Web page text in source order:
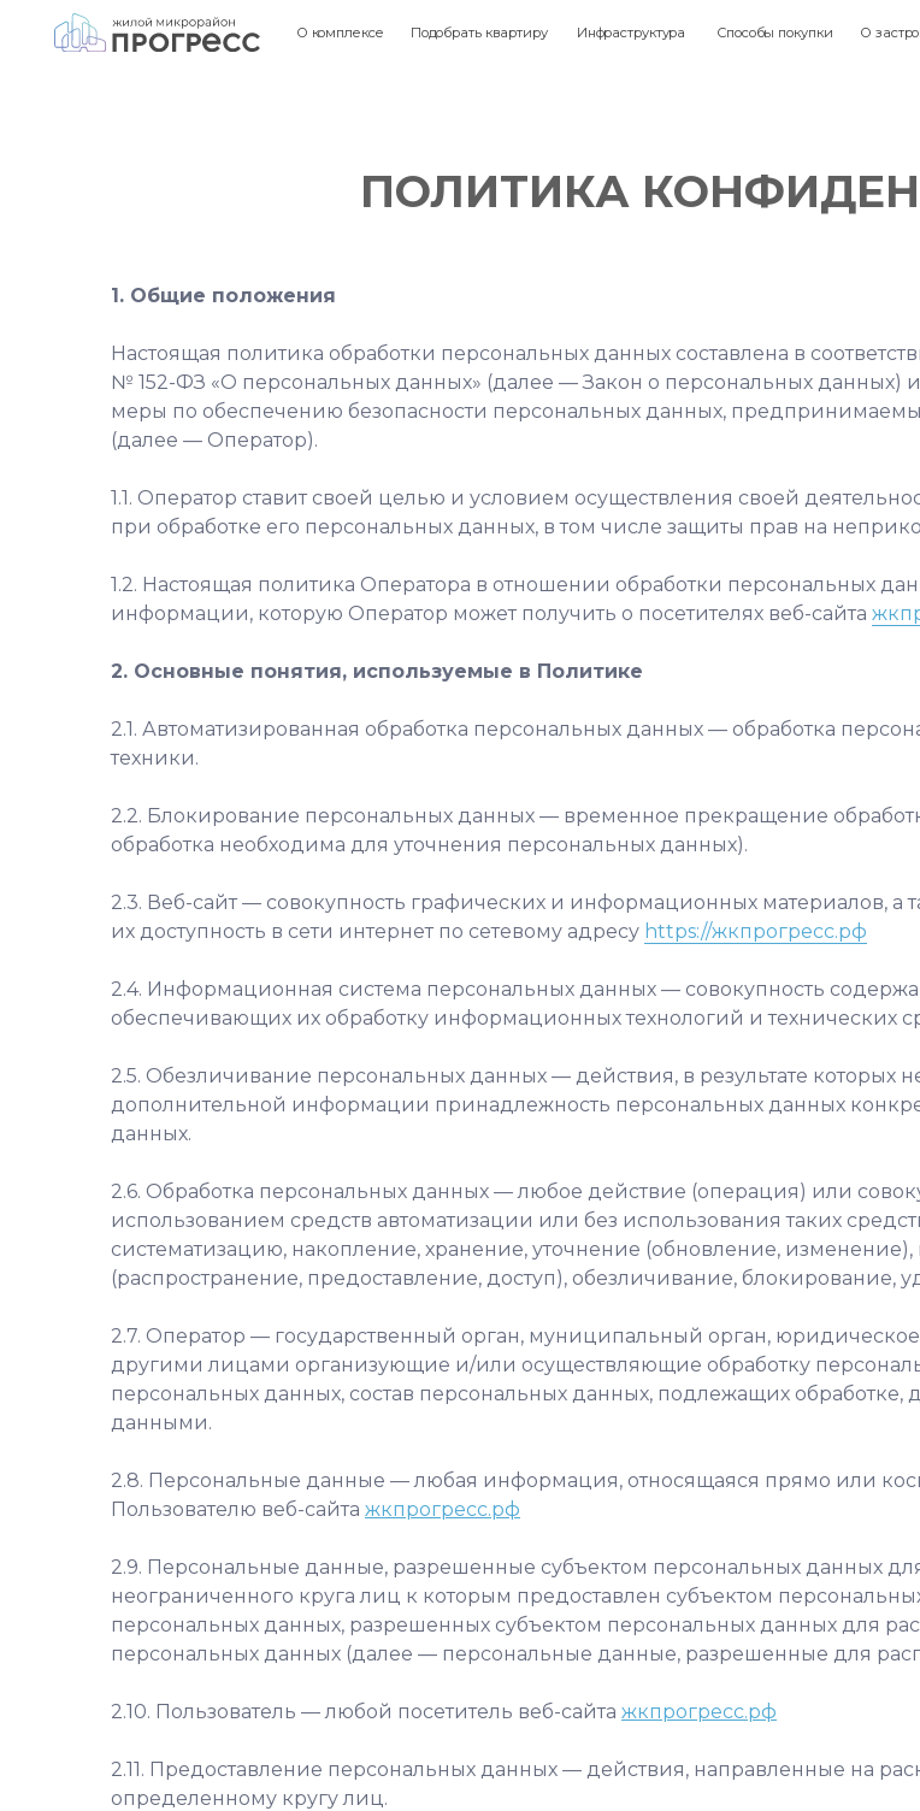
О комплексе Подобрать квартиру Инфраструктура Способы покупки О застройщике
ПОЛИТИКА
1. Общие положения
Настоящая политика обработки персональных данных составлена в
№ 152-ФЗ «О персональных данных» (далее — Закон о персональных данных)
меры по обеспечению безопасности персональных данных,
(далее — Оператор).
1.1. Оператор ставит своей целью и условием осуществления своей
при обработке его персональных данных, в том числе защиты прав на
1.2. Настоящая политика Оператора в отношении обработки персональных
информации, которую Оператор может получить о посетителях веб-сайта
2. Основные понятия, используемые в Политике
2.1. Автоматизированная обработка персональных данных — обработка
техники.
2.2. Блокирование персональных данных — временное прекращение
обработка необходима для уточнения персональных данных).
2.3. Веб-сайт — совокупность графических и информационных материалов,
их доступность в сети интернет по сетевому адресу https://жкпрогресс.рф
2.4. Информационная система персональных данных — совокупность
обеспечивающих их обработку информационных технологий и технических
2.5. Обезличивание персональных данных — действия, в результате которых
дополнительной информации принадлежность персональных данных
данных.
2.6. Обработка персональных данных — любое действие (операция) или
использованием средств автоматизации или без использования таких
систематизацию, накопление, хранение, уточнение (обновление,
(распространение, предоставление, доступ), обезличивание, блокирование,
2.7. Оператор — государственный орган, муниципальный орган,
другими лицами организующие и/или осуществляющие обработку
персональных данных, состав персональных данных, подлежащих
данными.
2.8. Персональные данные — любая информация, относящаяся прямо или
Пользователю веб-сайта жкпрогресс.рф
2.9. Персональные данные, разрешенные субъектом персональных данных
неограниченного круга лиц к которым предоставлен субъектом
персональных данных, разрешенных субъектом персональных данных для
персональных данных (далее — персональные данные, разрешенные для
2.10. Пользователь — любой посетитель веб-сайта жкпрогресс.рф
2.11. Предоставление персональных данных — действия, направленные на
определенному кругу лиц.